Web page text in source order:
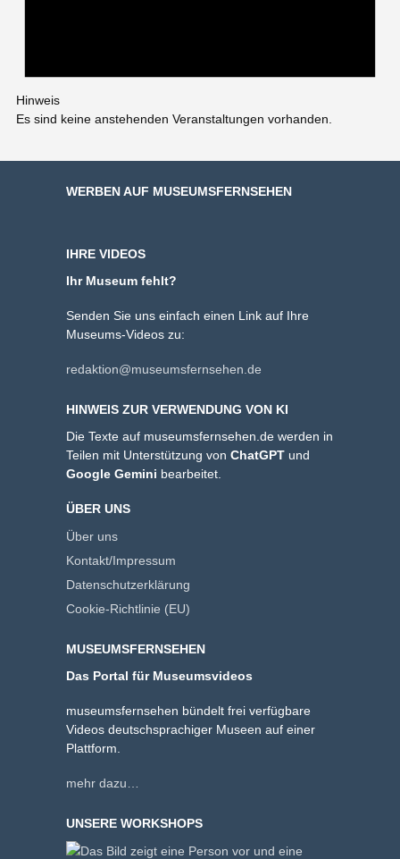
Hinweis
Es sind keine anstehenden Veranstaltungen vorhanden.
WERBEN AUF MUSEUMSFERNSEHEN
IHRE VIDEOS
Ihr Museum fehlt?
Senden Sie uns einfach einen Link auf Ihre
Museums-Videos zu:
redaktion@museumsfernsehen.de
HINWEIS ZUR VERWENDUNG VON KI
Die Texte auf museumsfernsehen.de werden in
Teilen mit Unterstützung von ChatGPT und
Google Gemini bearbeitet.
ÜBER UNS
Über uns
Kontakt/Impressum
Datenschutzerklärung
Cookie-Richtlinie (EU)
MUSEUMSFERNSEHEN
Das Portal für Museumsvideos
museumsfernsehen bündelt frei verfügbare
Videos deutschsprachiger Museen auf einer
Plattform.
mehr dazu…
UNSERE WORKSHOPS